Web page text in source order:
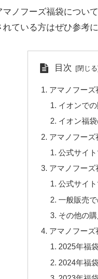
ノフーズ福袋につい
ている方はぜひ参考
目次
アマノフーズ
イオンで
イオン福
アマノフーズ
公式サイ
アマノフーズ
公式サイ
一般販売
その他の
アマノフーズ
2025年福
2024年福